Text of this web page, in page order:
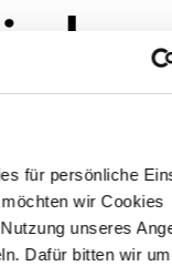
für persönliche
wir Cookies
unseres
Dafür bitten wir